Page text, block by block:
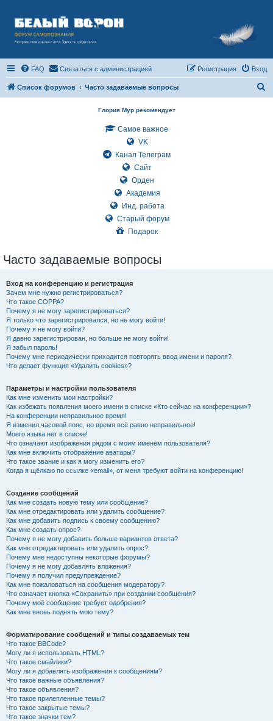
FAQ Связаться с администрацией Вход
Регистрация
Список форумов Часто задаваемые вопросы
Глория Мур рекомендует
Самое важное
VK
Канал Телеграм
Сайт
Орден
Академия
Инд. работа
Старый форум
Подарок
Часто задаваемые вопросы
Вход на конференцию и регистрация
Зачем мне нужно регистрироваться?
Что такое COPPA?
Почему я не могу зарегистрироваться?
Я только что зарегистрировался, но не могу войти!
Почему я не могу войти?
Я давно зарегистрирован, но больше не могу войти!
Я забыл пароль!
Почему мне периодически приходится повторять ввод имени и пароля?
Что делает функция «Удалить cookies»?
Параметры и настройки пользователя
Как мне изменить мои настройки?
Как избежать появления моего имени в списке «Кто сейчас на конференции»?
На конференции неправильное время!
Я изменил часовой пояс, но время всё равно неправильное!
Моего языка нет в списке!
Что означают изображения рядом с моим именем пользователя?
Как мне включить отображение аватары?
Что такое звание и как я могу изменить его?
Когда я щёлкаю по ссылке «email», от меня требуют войти на конференцию!
Создание сообщений
Как мне создать новую тему или сообщение?
Как мне отредактировать или удалить сообщение?
Как мне добавить подпись к своему сообщению?
Как мне создать опрос?
Почему я не могу добавить больше вариантов ответа?
Как мне отредактировать или удалить опрос?
Почему мне недоступны некоторые форумы?
Почему я не могу добавлять вложения?
Почему я получил предупреждение?
Как мне пожаловаться на сообщения модератору?
Что означает кнопка «Сохранить» при создании сообщения?
Почему моё сообщение требует одобрения?
Как мне вновь поднять мою тему?
Форматирование сообщений и типы создаваемых тем
Что такое BBCode?
Могу ли я использовать HTML?
Что такое смайлики?
Могу ли я добавлять изображения к сообщениям?
Что такое важные объявления?
Что такое объявления?
Что такое прилепленные темы?
Что такое закрытые темы?
Что такое значки тем?